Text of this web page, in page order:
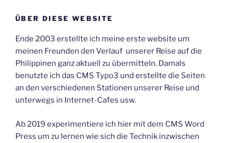
ÜBER DIESE WEBSITE
Ende 2003 erstellte ich meine erste website um
meinen Freunden den Verlauf unserer Reise auf die
Philippinen ganz aktuell zu übermitteln. Damals
benutzte ich das CMS Typo3 und erstellte die Seiten
an den verschiedenen Stationen unserer Reise und
unterwegs in Internet-Cafes usw.
Ab 2019 experimentiere ich hier mit dem CMS Word
Press um zu lernen wie sich die Technik inzwischen